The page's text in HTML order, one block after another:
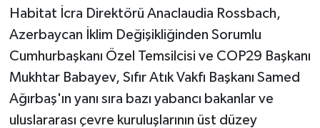
Habitat İcra Direktörü Anaclaudia Rossbach,
Azerbaycan İklim Değişikliğinden Sorumlu
Cumhurbaşkanı Özel Temsilcisi ve COP29 Başkanı
Mukhtar Babayev, Sıfır Atık Vakfı Başkanı Samed
Ağırbaş'ın yanı sıra bazı yabancı bakanlar ve
uluslararası çevre kuruluşlarının üst düzey